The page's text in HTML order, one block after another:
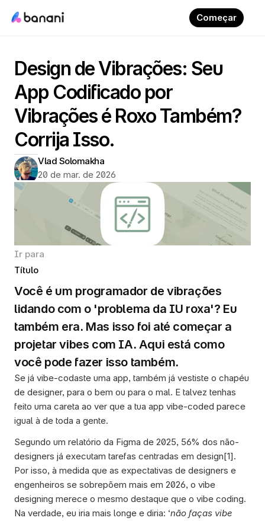
Começar
Design de Vibrações: Seu
App Codificado por
Vibrações é Roxo Também?
Corrija Isso.
Vlad Solomakha
20 de mar. de 2026
Ir para
Título
Você é um programador de vibrações
lidando com o 'problema da IU roxa'? Eu
também era. Mas isso foi até começar a
projetar vibes com IA. Aqui está como
Se já vibe-codaste uma app, também já vestiste o chapéu
de designer, para o bem ou para o mal. E talvez tenhas
feito uma careta ao ver que a tua app vibe-coded parece
igual à de toda a gente.
Segundo um relatório da Figma de 2025, 56% dos não-
designers já executam tarefas centradas em design[1].
Por isso, à medida que as expectativas de designers e
engenheiros se sobrepõem mais em 2026, o vibe
designing merece o mesmo destaque que o vibe coding.
Na verdade, eu iria mais longe e diria: ‘não faças vibe